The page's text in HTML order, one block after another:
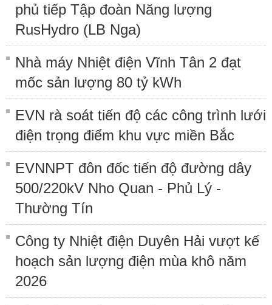
phủ tiếp Tập đoàn Năng lượng
RusHydro (LB Nga)
Nhà máy Nhiệt điện Vĩnh Tân 2 đạt
mốc sản lượng 80 tỷ kWh
EVN rà soát tiến độ các công trình lưới
điện trọng điểm khu vực miền Bắc
EVNNPT đôn đốc tiến độ đường dây
500/220kV Nho Quan - Phủ Lý -
Thường Tín
Công ty Nhiệt điện Duyên Hải vượt kế
hoạch sản lượng điện mùa khô năm
2026